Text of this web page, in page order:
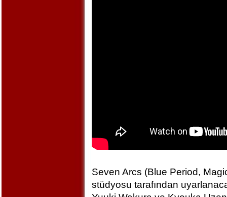
Seven Arcs (Blue Period,
stüdyosu tarafından